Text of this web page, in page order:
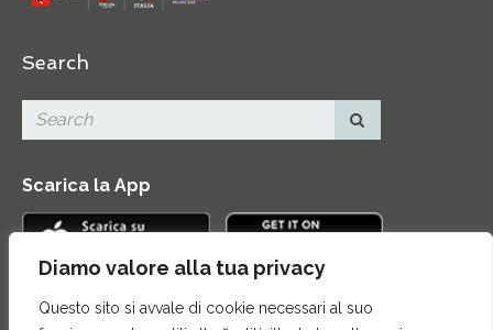
Diamo valore alla tua privacy
Questo sito si avvale di cookie necessari al suo
Search
Scarica la App
Contatti|Area Stampa|Mappa del sito |Credits